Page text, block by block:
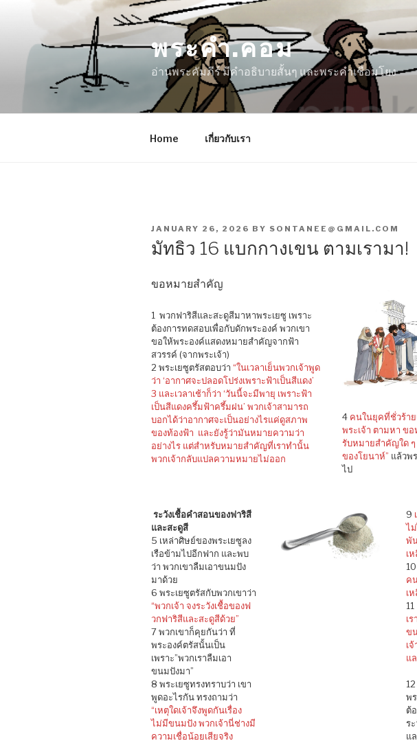
content
พระคำ.คอม
อ่านพระคัมภีร์ มีคำอธิบายสั้นๆ และพระคำเชื่อมโยง
Home เกี่ยวกับเรา
POSTED
ON
JANUARY 26, 2026 BY SONTANEE@GMAIL.COM
มัทธิว 16 แบกกางเขน ตามเรามา!
ขอหมายสำคัญ
1 พวกฟาริสีและสะดูสีมาหาพระเยซู เพราะ
ต้องการทดสอบเพื่อกับดักพระองค์ พวกเขา
ขอให้พระองค์แสดงหมายสำคัญจากฟ้า
สวรรค์ (จากพระเจ้า)
2 พระเยซูตรัสตอบว่า “ในเวลาเย็นพวกเจ้าพูด
ว่า ‘อากาศจะปลอดโปร่งเพราะฟ้าเป็นสีแดง’
3 และเวลาเช้าก็ว่า ‘วันนี้จะมีพายุ เพราะฟ้า
เป็นสีแดงครึ้มฟ้าครึ้มฝน’ พวกเจ้าสามารถ
บอกได้ว่าอากาศจะเป็นอย่างไรแค่ดูสภาพ
ของท้องฟ้า และยังรู้ว่ามันหมายความว่า
อย่างไร แต่สำหรับหมายสำคัญที่เราทำนั้น
พวกเจ้ากลับแปลความหมายไม่ออก
4 คนในยุคที่ชั่วร้า
พระเจ้า ตามหา ข
รับหมายสำคัญใด
ของโยนาห์” แล้วพ
ไป
ระวังเชื้อคำสอนของฟาริสี
และสะดูสี
5 เหล่าศิษย์ของพระเยซูลง
เรือข้ามไปอีกฟาก และพบ
ว่า พวกเขาลืมเอาขนมปัง
มาด้วย
6 พระเยซูตรัสกับพวกเขาว่า
“พวกเจ้า จงระวังเชื้อของฟ
วกฟาริสีและสะดูสีด้วย”
7 พวกเขาก็คุยกันว่า ที่
พระองค์ตรัสนั้นเป็น
เพราะ”พวกเราลืมเอา
ขนมปังมา”
8 พระเยซูทรงทราบว่า เขา
พูดอะไรกัน ทรงถามว่า
“เหตุใดเจ้าจึงพูดกันเรื่อง
ไม่มีขนมปัง พวกเจ้านี่ช่างมี
ความเชื่อน้อยเสียจริง
9
ไ
พั
เ
10
ค
เ
11
เ
ข
เ
แ
พ
ต้
ร
แ